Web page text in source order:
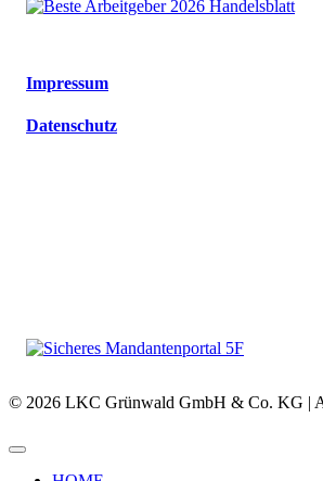
Impressum
Datenschutz
© 2026 LKC Grünwald GmbH & Co. KG |